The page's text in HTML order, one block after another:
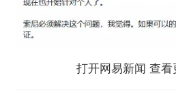
打开网易新闻 查看